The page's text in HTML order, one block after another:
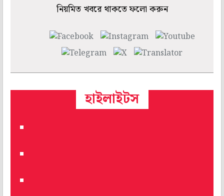
নিয়মিত খবরে থাকতে ফলো করুন
হাইলাইটস